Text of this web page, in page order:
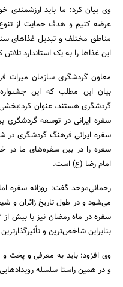
وی بیان کرد: ما باید ارزشمندی
عرضه کنیم و هدف حمایت از
مناطق مختلف و تبدیل غذاهای
این غذاها را به یک استاندارد تلاش
معاون گردشگری سازمان میراث
بیان این مطلب که این
گردشگری هستند، عنوان کرد:‌بخشی
سفره ایرانی فرهنگ گردشگری در
سفره را در بین سفره‌های ما در
امام رضا (ع) است.
رحمانی‌موحد گفت: روزانه سفره
می‌شود و در طول تاریخ زائران و
بنابراین شاخص‌ترین و
وی افزود: باید به معرفی و پخت و
و در همین راستا سلسله‌ رویدادهایی را در 8 منطقه کشور